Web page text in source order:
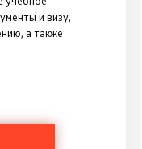
и визу,
а также